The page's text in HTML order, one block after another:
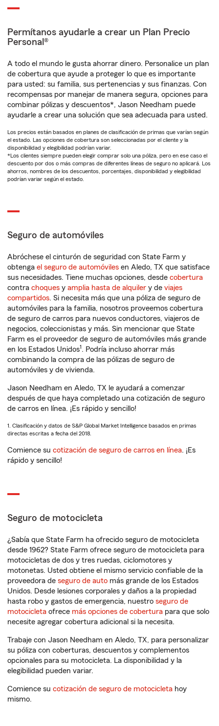
Permítanos ayudarle a crear un Plan Precio
Personal®
A todo el mundo le gusta ahorrar dinero. Personalice un plan
de cobertura que ayude a proteger lo que es importante
para usted: su familia, sus pertenencias y sus finanzas. Con
recompensas por manejar de manera segura, opciones para
combinar pólizas y descuentos*, Jason Needham puede
ayudarle a crear una solución que sea adecuada para usted.
Los precios están basados en planes de clasificación de primas que varían según
el estado. Las opciones de cobertura son seleccionadas por el cliente y la
disponibilidad y elegibilidad podrían variar.
*Los clientes siempre pueden elegir comprar solo una póliza, pero en ese caso el
descuento por dos o más compras de diferentes líneas de seguro no aplicará. Los
ahorros, nombres de los descuentos, porcentajes, disponibilidad y elegibilidad
podrían variar según el estado.
Seguro de automóviles
Abróchese el cinturón de seguridad con State Farm y
obtenga el seguro de automóviles en Aledo, TX que satisface
sus necesidades. Tiene muchas opciones, desde cobertura
contra choques y amplia hasta de alquiler y de viajes
compartidos. Si necesita más que una póliza de seguro de
automóviles para la familia, nosotros proveemos cobertura
de seguro de carros para nuevos conductores, viajeros de
negocios, coleccionistas y más. Sin mencionar que State
Farm es el proveedor de seguro de automóviles más grande
en los Estados Unidos1 . Podría incluso ahorrar más
combinando la compra de las pólizas de seguro de
automóviles y de vivienda.
Jason Needham en Aledo, TX le ayudará a comenzar
después de que haya completado una cotización de seguro
de carros en línea. ¡Es rápido y sencillo!
1. Clasificación y datos de S&P Global Market Intelligence basados en primas
directas escritas a fecha del 2018.
Comience su cotización de seguro de carros en línea. ¡Es
rápido y sencillo!
Seguro de motocicleta
¿Sabía que State Farm ha ofrecido seguro de motocicleta
desde 1962? State Farm ofrece seguro de motocicleta para
motocicletas de dos y tres ruedas, ciclomotores y
motonetas. Usted obtiene el mismo servicio confiable de la
proveedora de seguro de auto más grande de los Estados
Unidos. Desde lesiones corporales y daños a la propiedad
hasta robo y gastos de emergencia, nuestro seguro de
motocicleta ofrece más opciones de cobertura para que solo
necesite agregar cobertura adicional si la necesita.
Trabaje con Jason Needham en Aledo, TX, para personalizar
su póliza con coberturas, descuentos y complementos
opcionales para su motocicleta. La disponibilidad y la
elegibilidad pueden variar.
Comience su cotización de seguro de motocicleta hoy
mismo.